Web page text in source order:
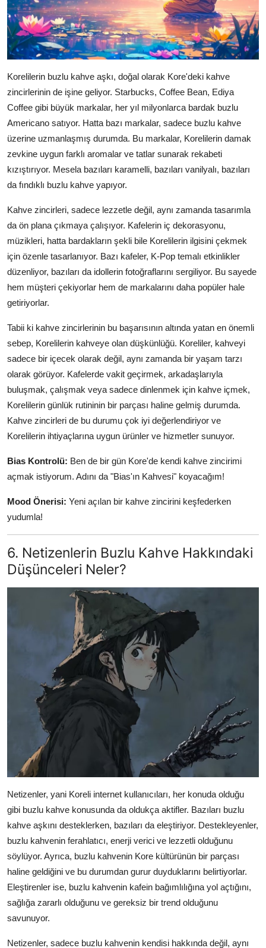
Korelilerin buzlu kahve aşkı, doğal olarak Kore'deki kahve
zincirlerinin de işine geliyor. Starbucks, Coffee Bean, Ediya
Coffee gibi büyük markalar, her yıl milyonlarca bardak buzlu
Americano satıyor. Hatta bazı markalar, sadece buzlu kahve
üzerine uzmanlaşmış durumda. Bu markalar, Korelilerin damak
zevkine uygun farklı aromalar ve tatlar sunarak rekabeti
kızıştırıyor. Mesela bazıları karamelli, bazıları vanilyalı, bazıları
da fındıklı buzlu kahve yapıyor.
Kahve zincirleri, sadece lezzetle değil, aynı zamanda tasarımla
da ön plana çıkmaya çalışıyor. Kafelerin iç dekorasyonu,
müzikleri, hatta bardakların şekli bile Korelilerin ilgisini çekmek
için özenle tasarlanıyor. Bazı kafeler, K-Pop temalı etkinlikler
düzenliyor, bazıları da idollerin fotoğraflarını sergiliyor. Bu sayede
hem müşteri çekiyorlar hem de markalarını daha popüler hale
getiriyorlar.
Tabii ki kahve zincirlerinin bu başarısının altında yatan en önemli
sebep, Korelilerin kahveye olan düşkünlüğü. Koreliler, kahveyi
sadece bir içecek olarak değil, aynı zamanda bir yaşam tarzı
olarak görüyor. Kafelerde vakit geçirmek, arkadaşlarıyla
buluşmak, çalışmak veya sadece dinlenmek için kahve içmek,
Korelilerin günlük rutininin bir parçası haline gelmiş durumda.
Kahve zincirleri de bu durumu çok iyi değerlendiriyor ve
Korelilerin ihtiyaçlarına uygun ürünler ve hizmetler sunuyor.
Bias Kontrolü: Ben de bir gün Kore'de kendi kahve zincirimi
açmak istiyorum. Adını da "Bias'ın Kahvesi" koyacağım!
Mood Önerisi: Yeni açılan bir kahve zincirini keşfederken
yudumla!
6. Netizenlerin Buzlu Kahve Hakkındaki
Düşünceleri Neler?
Netizenler, yani Koreli internet kullanıcıları, her konuda olduğu
gibi buzlu kahve konusunda da oldukça aktifler. Bazıları buzlu
kahve aşkını desteklerken, bazıları da eleştiriyor. Destekleyenler,
buzlu kahvenin ferahlatıcı, enerji verici ve lezzetli olduğunu
söylüyor. Ayrıca, buzlu kahvenin Kore kültürünün bir parçası
haline geldiğini ve bu durumdan gurur duyduklarını belirtiyorlar.
Eleştirenler ise, buzlu kahvenin kafein bağımlılığına yol açtığını,
sağlığa zararlı olduğunu ve gereksiz bir trend olduğunu
savunuyor.
Netizenler, sadece buzlu kahvenin kendisi hakkında değil, aynı